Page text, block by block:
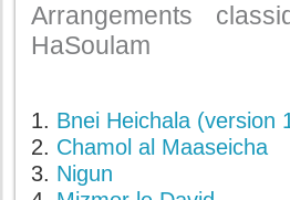
Arrangements
HaSoulam
1. Bnei Heichala (version
2. Chamol al Maaseicha
3. Nigun